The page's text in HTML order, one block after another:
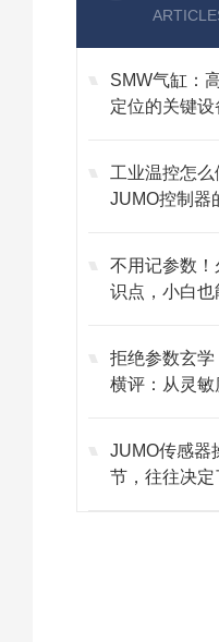
SMW气缸：
定位的关键设
工业温控怎
JUMO控制器
不用记参数
识点，小白
拒绝参数玄学
横评：从灵敏
JUMO传感器
节，往往决